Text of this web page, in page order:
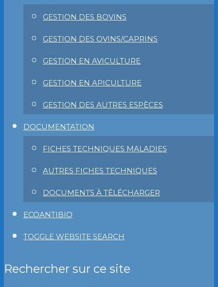
GESTION DES BOVINS
GESTION DES OVINS/CAPRINS
GESTION EN AVICULTURE
GESTION EN APICULTURE
GESTION DES AUTRES ESPÈCES
DOCUMENTATION
FICHES TECHNIQUES MALADIES
AUTRES FICHES TECHNIQUES
DOCUMENTS À TÉLÉCHARGER
ECOANTIBIO
TOGGLE WEBSITE SEARCH
Rechercher sur ce site